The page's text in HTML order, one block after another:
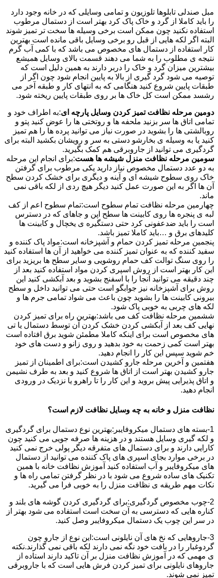
مبل صندلی تابلوها تلوزیون و تمامی وسایلی که در خانه وجود دارد
را باید کاملا از گرد و خاک پاک کرد بهتر است از دستمال مرطوب
استفاده نکنید چون ممکن است برخی وسیله ها سخت تر تمیز شوند
البته اگر لکه هایی از قبل رو برخی وسایل باقی مانده است بهترین
کار استفاده از دستمال های مخصوص می باشد که با کمی آب گرم
نتیجه ی مطلوب را به شما می دهند قسمت بالای وسایل همیشع
بیشترین میزان گرد و خاک را دربر دارند به همین دلیل است که
توصیه می شود گرد گیری از بالا به پایین انجام شود چون اگر از
طبقات پایین شروع کنید هنگامی که به انتهای کار و طبقه آخر می
رشسد ممکن است کل خاک ها بر روی طبقات پایین ریخته شود.
دومین مرحله نظافت تمیز کردن وسایل پارچه ای:به اطراف خود و
تمامی اتاق ها سر بزنید ملحفه ها و روتختی ها را عوض کنید پتو و
روبالشتی ها را بشوید در صورت نیاز می توانید پرده ها را هم تمیز
کنید یا به وسیله ی بخارشو دستی به سر و رویشان بکشید البته برای
گردگیری می توانید از جاروبرقی هم کمک بگیرید.
سومین مرحله نظافت منزل شیشه ها هست:برای انجام این مرحله
به دو عدد دستمال مخصوص نیاز دارید یکی مرطوب برای گرفتن
خاک روی سطوح شیشه ای و آینه و دیگری برای خشک کردن سطح
آن ها اگر به این صورت عمل کنید دیگر هیچ ردی از لکه باقی نمی
ماند.
چهارمین مرحله نظافت تمام سطوح است:تمام سطوح اعم از کف
لبه ی پنجره ها روی کابینت ها سطح اپن و جاهای که در دسترس
است را باید ضدعفونی کرد حتی دستگیره ی یخچال و کابینت ها
کلیدهای برق و …باید کاملا تمیز باشد.
پنجمین مرحله تمیز کردن حمام و آشپزخانه است:مواد پاک کننده و
سفید کننده که به عنوان تمیز کننده می خواهید از آن ها استفاده کنید
را روی سنگ توالت کف حمام روشویی و سایر سطح ها بریزید برای
این کار بهتر است از روش اسپری کردن مواد استفاده کنید بعد از
چند دقیقه می توانید آنجا را با اسفنج بشوید و بعد آبکشی کنید این
روش برای آشپزخانه نیز جوابگو است حتی می توانید داخل و سطح
بیرونی کابینت ها را بشوید چون باعث می شواد تمامی جرم ها و
لکه های چربی به خوبی پاک شود.
ششمین مرحله نظافت کف می باشد:بهترین راه برای تمیز کردن
نهایی کف بعد از آبکشی کردن خشک کردن آن توسط دستمال یا تی
های مخصوص است برای اینکه کاملا مطمئن شوید برق افتاده است
بهتر است کمی زحمت به خود بدهید و روی زانو و دست های خود
خم شوید سپس این کار را انجام دهید.
هفتمین و آخرین مرحله جارو کشیدن است:برای اطمینان از تمیز
جارو کشیدن بهتر است از اتاق ها شروع کنید و بعد به طرف نشیمن
و اتاق پذیرایی پیش بروید و این کار را تا راهرو یا نزدیک در ورودی
انجام دهید.
نظافت منزل و خانه به چه وسایل نظافت لازم است؟
1-بسته های دستمال میکروفایبر:بهترین نوع دستمال برای گردگیری
و لکه گیری وسایل هستند و در هزینه ها صرفه جویی می کنید چون
کارایی دارند و برای دستمال های متفرقه دیگر پولی خرج نمی کنید
در برخی موارد بجای اسپری های پاک کننده می توانید از دستمال
های میکروفایبر و آب استفاده کنید آموزش نظافت خانه با همین
تکنیک های ساده شروع می شود با در نظر گرفتن تمامی راه ها و
نکات مهم طریقه ی نظافت منزل را به خوبی فرا می گیرید.
2-چوب مخصوص گردگیری:برای گردگیری کردن گوشه های بلند و
کناره هایی که دسترسی به آن سخت است استفاده می شود بهتر از
در سر این چوب یک دستمال میکروفایبر وصل کنید.
3-جاروهایی که نخ های آن نایلونی است:این نوع از جارو چون
گردوغبار را در بافت خود نگه نمی دارند لکه باقی نمی گذارند.نکته
ی مهمی که در آموزش نظافت منزل بر آن تاکید دارند استاده از
جاروهای نایلونی برای تمیز کردن فرش هایی است که با جاروبرقی
تمیز نمی شوند.